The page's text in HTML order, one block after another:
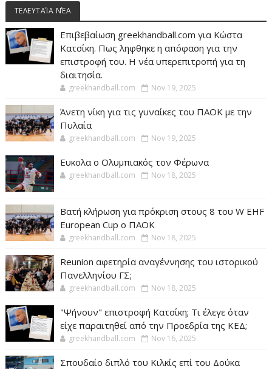
ΤΕΛΕΥΤΑΊΑ ΝΈΑ
Επιβεβαίωση greekhandball.com για Κώστα
Κατσίκη. Πως ληφθηκε η απόφαση για την
επιστροφή του. Η νέα υπερεπιτροπή για τη
διαιτησία.
greekhandball.com Nov 19, 2025
Άνετη νίκη για τις γυναίκες του ΠΑΟΚ με την
Πυλαία
greekhandball.com Nov 19, 2025
Ευκολα ο Ολυμπιακός τον Φέρωνα
greekhandball.com Nov 18, 2025
Βατή κλήρωση για πρόκριση στους 8 του W EHF
European Cup ο ΠΑΟΚ
greekhandball.com Nov 18, 2025
Reunion αφετηρία αναγέννησης του ιστορικού
Πανελληνίου ΓΣ;
greekhandball.com Nov 18, 2025
"Ψήνουν" επιστροφή Κατσίκη; Τι έλεγε όταν
είχε παραιτηθεί από την Προεδρία της ΚΕΔ;
greekhandball.com Nov 16, 2025
Σπουδαίο διπλό του Κιλκίς επί του Δούκα